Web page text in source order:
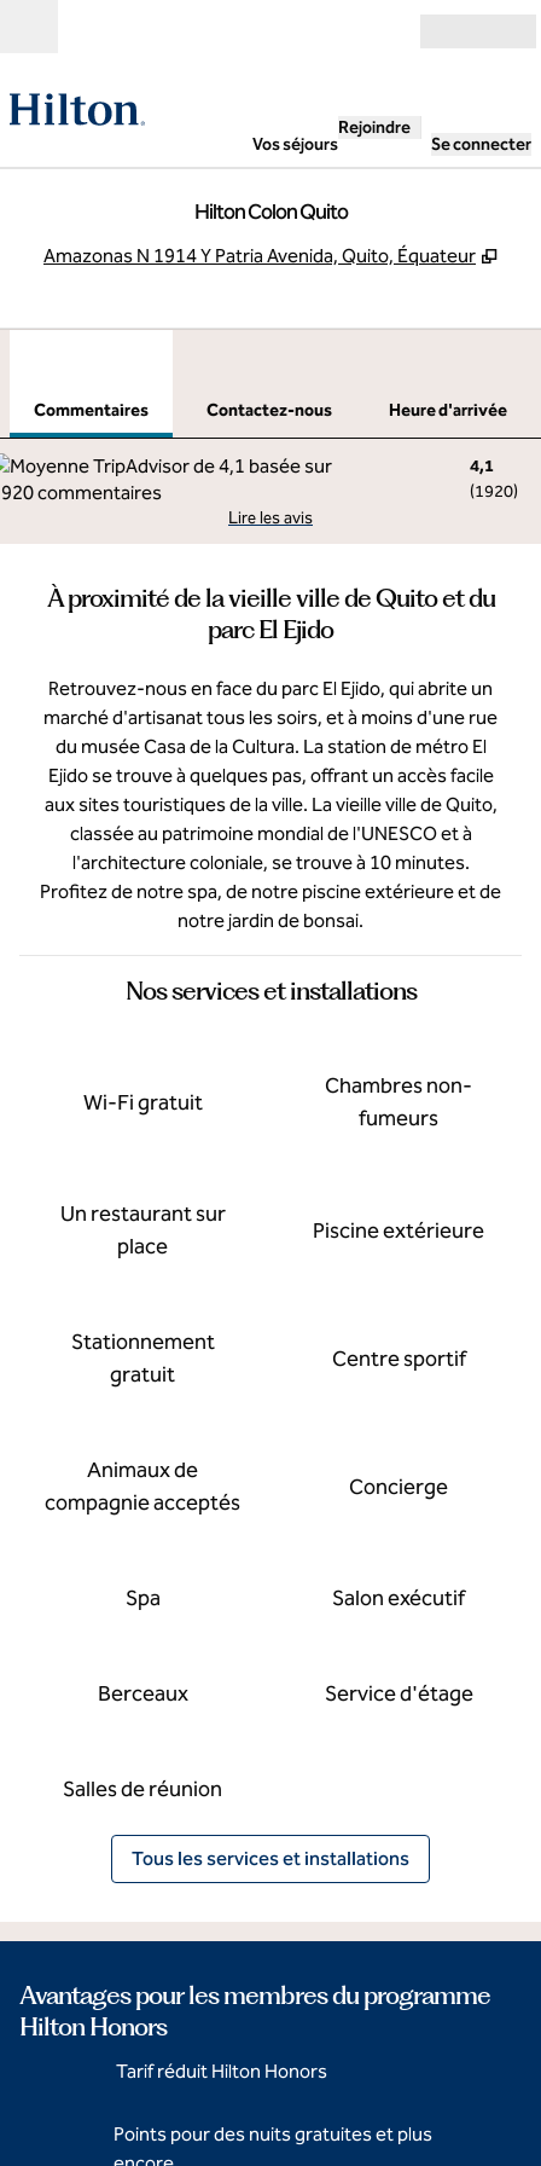
Vos séjours
Rejoindre
Se connecter
Hilton Colon Quito
Amazonas N 1914 Y Patria Avenida, Quito, Équateur ,
Commentaires Contactez-nous
Heure d'arrivée
4,1
(1920)
Lire les avis
À proximité de la vieille ville de Quito et du
parc El Ejido
Retrouvez-nous en face du parc El Ejido, qui abrite un
marché d'artisanat tous les soirs, et à moins d'une rue
du musée Casa de la Cultura. La station de métro El
Ejido se trouve à quelques pas, offrant un accès facile
aux sites touristiques de la ville. La vieille ville de Quito,
classée au patrimoine mondial de l'UNESCO et à
l'architecture coloniale, se trouve à 10 minutes.
Profitez de notre spa, de notre piscine extérieure et de
notre jardin de bonsai.
Nos services et installations
Wi-Fi gratuit
Chambres non-
fumeurs
Un restaurant sur
place
Piscine extérieure
Stationnement
gratuit
Centre sportif
Animaux de
compagnie acceptés
Concierge
Spa Salon exécutif
Berceaux Service d'étage
Salles de réunion
Tous les services et installations
Avantages pour les membres du programme
Hilton Honors
Tarif réduit Hilton Honors
Points pour des nuits gratuites et plus